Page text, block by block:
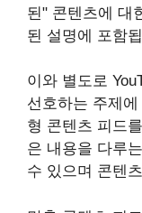
된" 콘텐츠에 대
된 설명에 포함
이와 별도로
선호하는 주제
형 콘텐츠 피드
은 내용을 다루
수 있으며 콘텐